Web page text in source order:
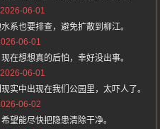
2026-06-01
系也要排查，避免扩散到柳江。
06-01
在想想真的后怕，幸好没出事。
2026-06-01
实中出现在我们公园里，太吓人了。
06-02
望能尽快把隐患清除干净。